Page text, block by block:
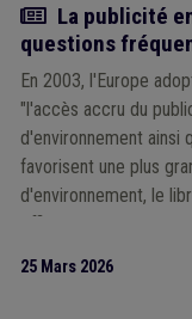
Article
La publicité
questions
En 2003, l'Europe
"l'accès accru du
d'environnement ainsi
favorisent une plus
d'environnement, le
efficace du public à la
25 Mars 2026